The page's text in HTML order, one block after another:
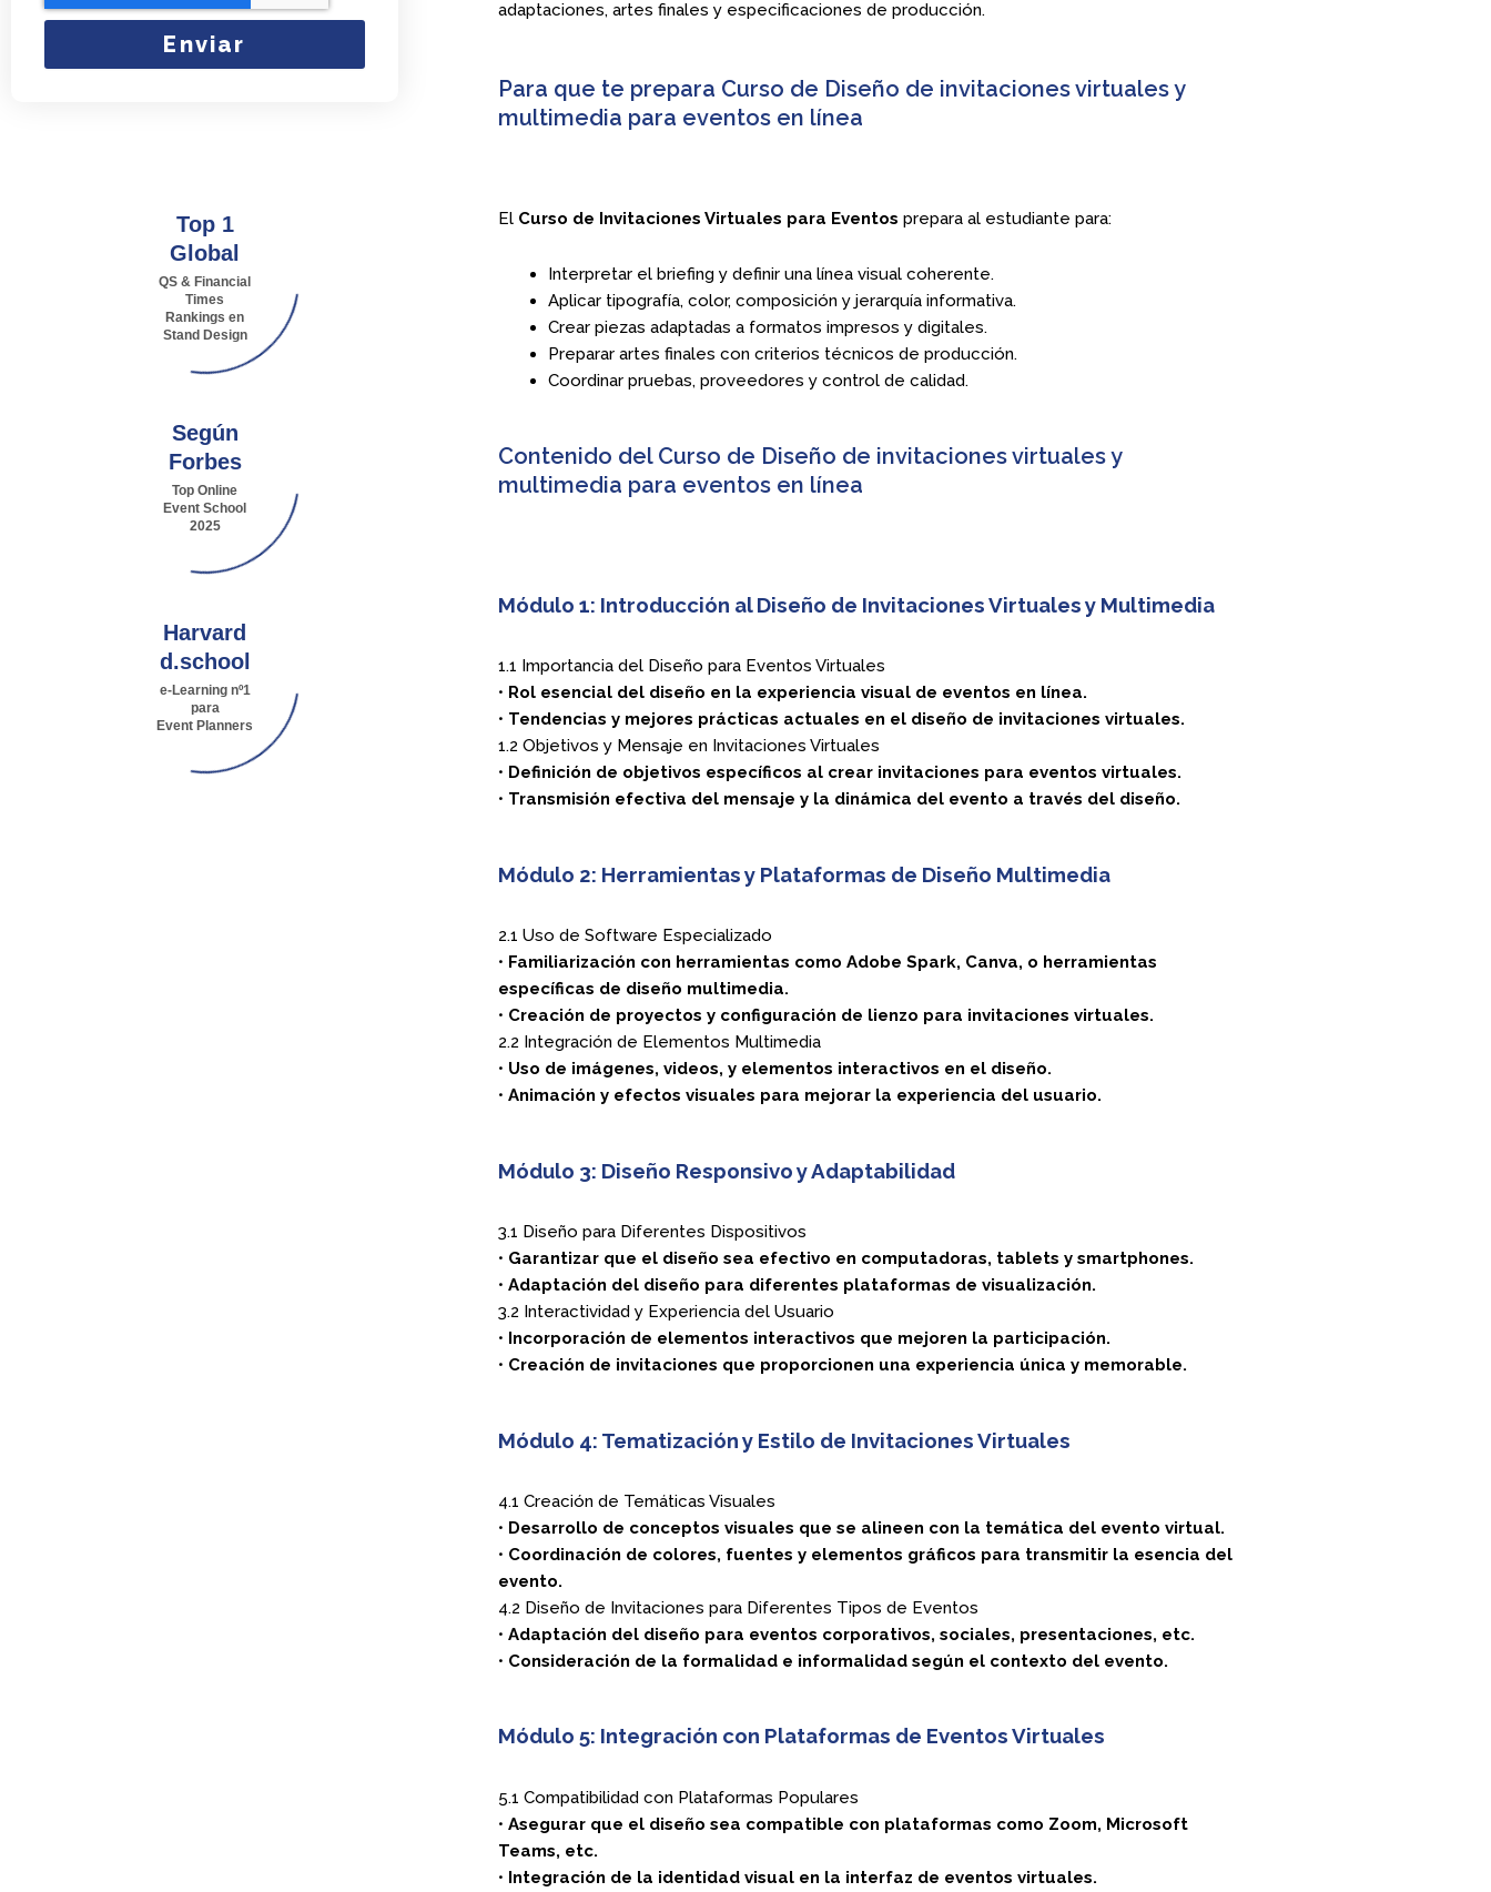
Enviar
Top 1
Global
QS & Financial
Times
Rankings en
Stand Design
Según
Forbes
Top Online
Event School
2025
Harvard
d.school
e-Learning nº1
para
Event Planners
adaptaciones, artes finales y especificaciones de producción.
Para que te prepara Curso de Diseño de invitaciones virtuales y
multimedia para eventos en línea
El Curso de Invitaciones Virtuales para Eventos prepara al estudiante para:
Interpretar el briefing y definir una línea visual coherente.
Aplicar tipografía, color, composición y jerarquía informativa.
Crear piezas adaptadas a formatos impresos y digitales.
Preparar artes finales con criterios técnicos de producción.
Coordinar pruebas, proveedores y control de calidad.
Contenido del Curso de Diseño de invitaciones virtuales y
multimedia para eventos en línea
Módulo 1: Introducción al Diseño de Invitaciones Virtuales y Multimedia
1.1 Importancia del Diseño para Eventos Virtuales
• Rol esencial del diseño en la experiencia visual de eventos en línea.
• Tendencias y mejores prácticas actuales en el diseño de invitaciones virtuales.
1.2 Objetivos y Mensaje en Invitaciones Virtuales
• Definición de objetivos específicos al crear invitaciones para eventos virtuales.
• Transmisión efectiva del mensaje y la dinámica del evento a través del diseño.
Módulo 2: Herramientas y Plataformas de Diseño Multimedia
2.1 Uso de Software Especializado
• Familiarización con herramientas como Adobe Spark, Canva, o herramientas
específicas de diseño multimedia.
• Creación de proyectos y configuración de lienzo para invitaciones virtuales.
2.2 Integración de Elementos Multimedia
• Uso de imágenes, videos, y elementos interactivos en el diseño.
• Animación y efectos visuales para mejorar la experiencia del usuario.
Módulo 3: Diseño Responsivo y Adaptabilidad
3.1 Diseño para Diferentes Dispositivos
• Garantizar que el diseño sea efectivo en computadoras, tablets y smartphones.
• Adaptación del diseño para diferentes plataformas de visualización.
3.2 Interactividad y Experiencia del Usuario
• Incorporación de elementos interactivos que mejoren la participación.
• Creación de invitaciones que proporcionen una experiencia única y memorable.
Módulo 4: Tematización y Estilo de Invitaciones Virtuales
4.1 Creación de Temáticas Visuales
• Desarrollo de conceptos visuales que se alineen con la temática del evento virtual.
• Coordinación de colores, fuentes y elementos gráficos para transmitir la esencia del
evento.
4.2 Diseño de Invitaciones para Diferentes Tipos de Eventos
• Adaptación del diseño para eventos corporativos, sociales, presentaciones, etc.
• Consideración de la formalidad e informalidad según el contexto del evento.
Módulo 5: Integración con Plataformas de Eventos Virtuales
5.1 Compatibilidad con Plataformas Populares
• Asegurar que el diseño sea compatible con plataformas como Zoom, Microsoft
Teams, etc.
• Integración de la identidad visual en la interfaz de eventos virtuales.